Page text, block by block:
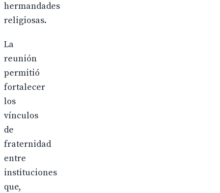
hermandades
religiosas.
La
reunión
permitió
fortalecer
los
vínculos
de
fraternidad
entre
instituciones
que,